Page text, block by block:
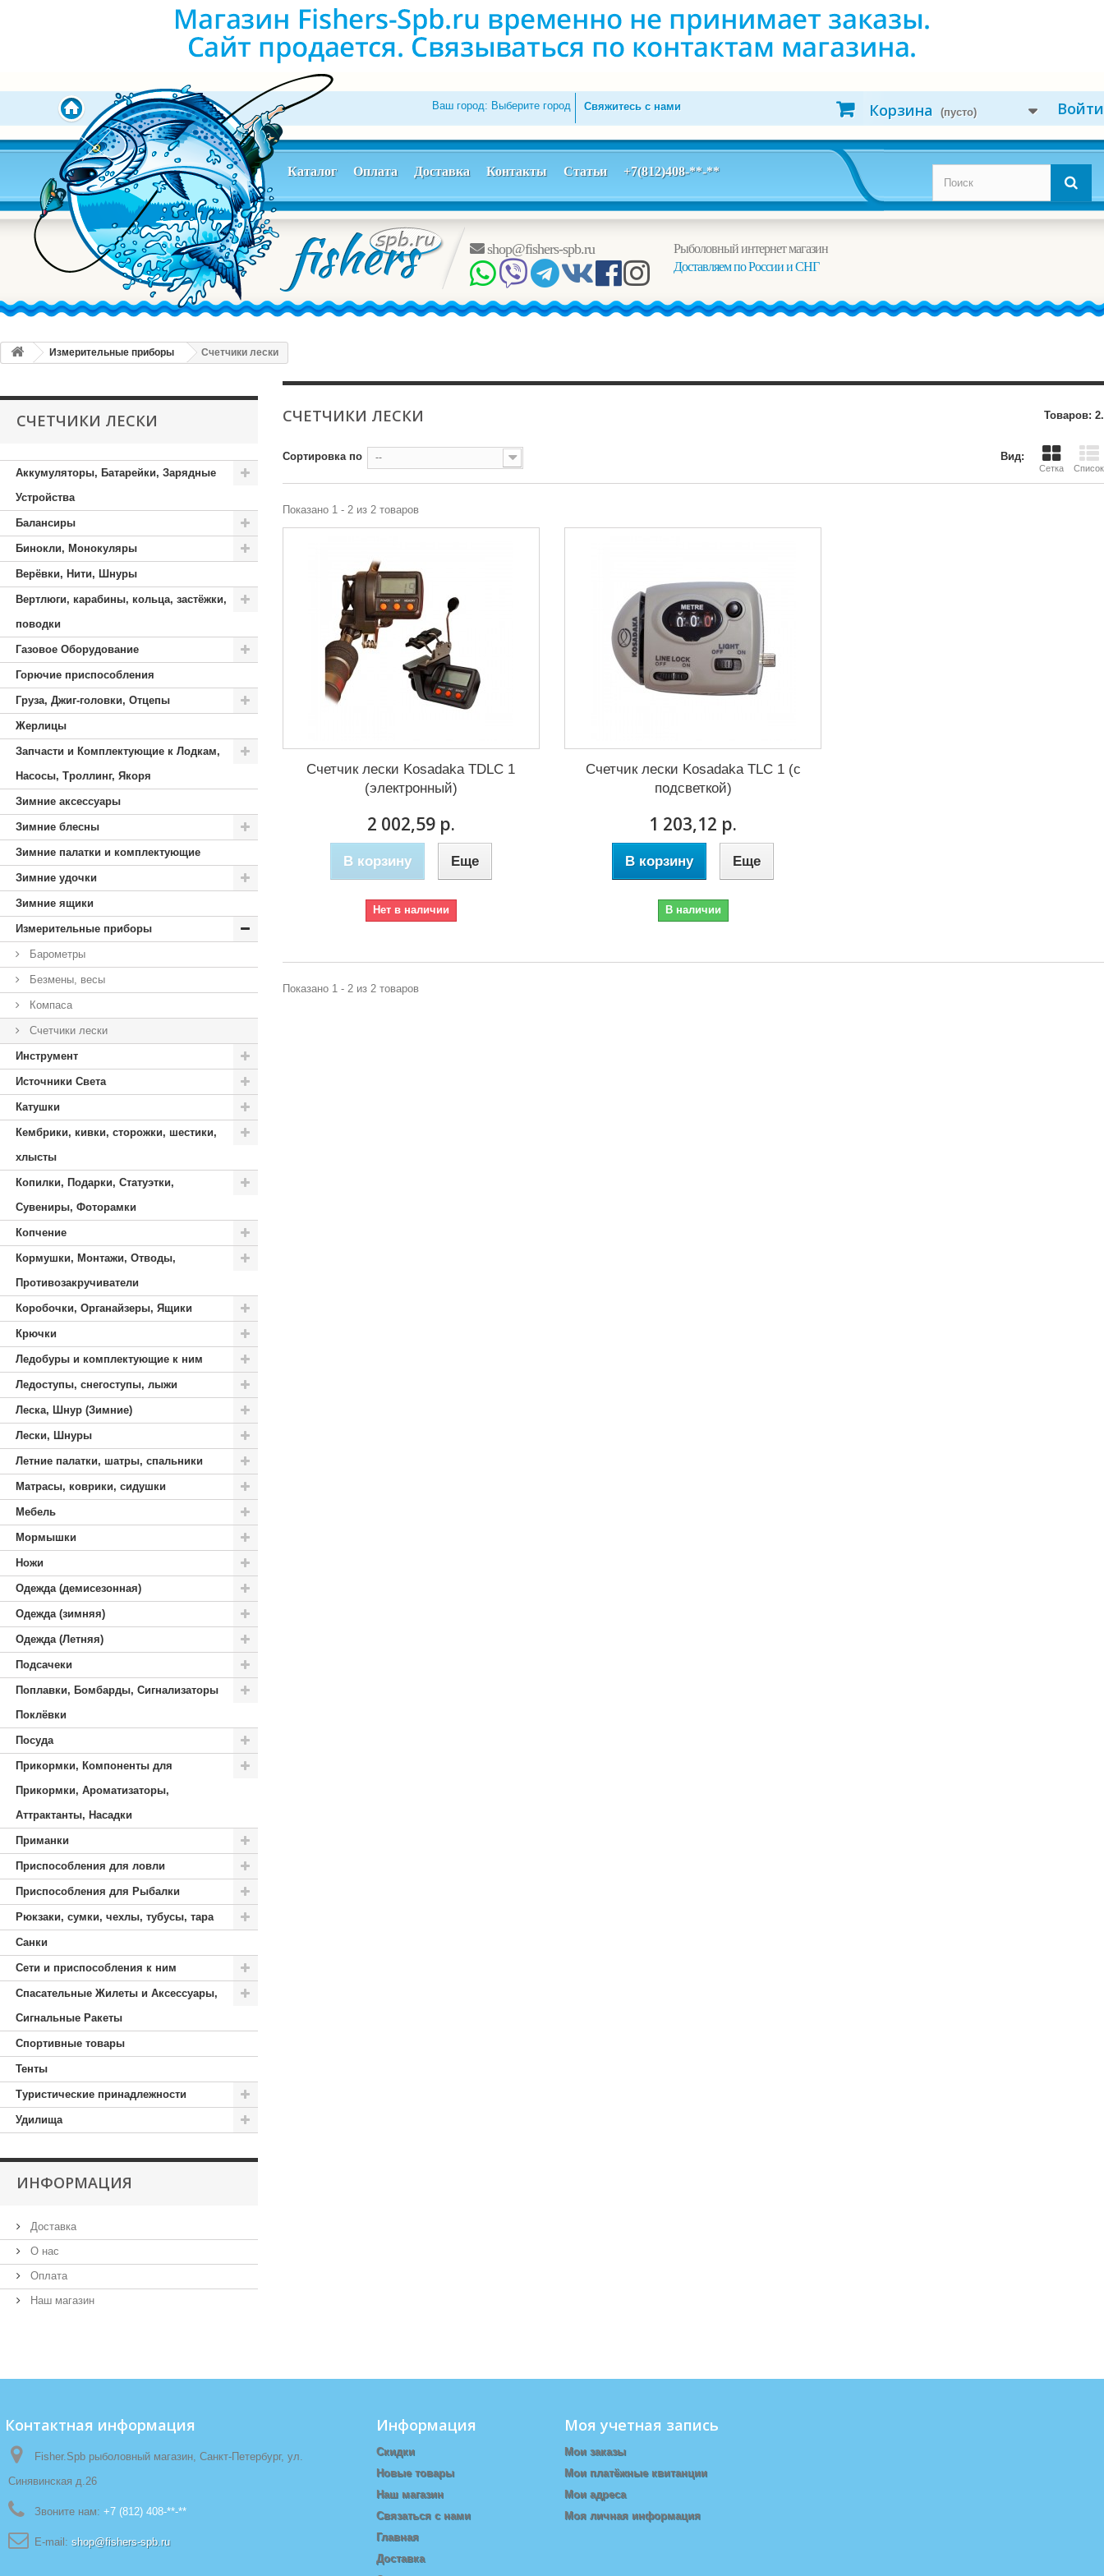
Войти
Корзина (пусто)
Свяжитесь с нами
Ваш город: Выберите город
Каталог Оплата Доставка Контакты Статьи +7(812)408-**-**
Рыболовный интернет магазин
Доставляем по России и СНГ
shop@fishers-spb.ru
Измерительные приборы Счетчики лески
СЧЕТЧИКИ ЛЕСКИ
Аккумуляторы, Батарейки, Зарядные
Устройства
Балансиры
Бинокли, Монокуляры
Верёвки, Нити, Шнуры
Вертлюги, карабины, кольца, застёжки,
поводки
Газовое Оборудование
Горючие приспособления
Груза, Джиг-головки, Отцепы
Жерлицы
Запчасти и Комплектующие к Лодкам,
Насосы, Троллинг, Якоря
Зимние аксессуары
Зимние блесны
Зимние палатки и комплектующие
Зимние удочки
Зимние ящики
Измерительные приборы
Барометры
Безмены, весы
Компаса
Счетчики лески
Инструмент
Источники Света
Катушки
Кембрики, кивки, сторожки, шестики,
хлысты
Копилки, Подарки, Статуэтки,
Сувениры, Фоторамки
Копчение
Кормушки, Монтажи, Отводы,
Противозакручиватели
Коробочки, Органайзеры, Ящики
Крючки
Ледобуры и комплектующие к ним
Ледоступы, снегоступы, лыжи
Леска, Шнур (Зимние)
Лески, Шнуры
Летние палатки, шатры, спальники
Матрасы, коврики, сидушки
Мебель
Мормышки
Ножи
Одежда (демисезонная)
Одежда (зимняя)
Одежда (Летняя)
Подсачеки
Поплавки, Бомбарды, Сигнализаторы
Поклёвки
Посуда
Прикормки, Компоненты для
Прикормки, Ароматизаторы,
Аттрактанты, Насадки
Приманки
Приспособления для ловли
Приспособления для Рыбалки
Рюкзаки, сумки, чехлы, тубусы, тара
Санки
Сети и приспособления к ним
Спасательные Жилеты и Аксессуары,
Сигнальные Ракеты
Спортивные товары
Тенты
Туристические принадлежности
Удилища
ИНФОРМАЦИЯ
Доставка
О нас
Оплата
Наш магазин
СЧЕТЧИКИ ЛЕСКИ Товаров: 2.
Вид:
Сетка Список
Сортировка по --
Показано 1 - 2 из 2 товаров
Счетчик лески Kosadaka TDLC 1
(электронный)
2 002,59 р.
В корзину Еще
Нет в наличии
Счетчик лески Kosadaka TLC 1 (с
подсветкой)
1 203,12 р.
В корзину Еще
В наличии
Показано 1 - 2 из 2 товаров
Контактная информация
Fisher.Spb рыболовный магазин, Санкт-Петербург, ул.
Синявинская д.26
Звоните нам: +7 (812) 408-**-**
E-mail: shop@fishers-spb.ru
Информация
Скидки
Новые товары
Наш магазин
Связаться с нами
Главная
Доставка
Моя учетная запись
Мои заказы
Мои платёжные квитанции
Мои адреса
Моя личная информация